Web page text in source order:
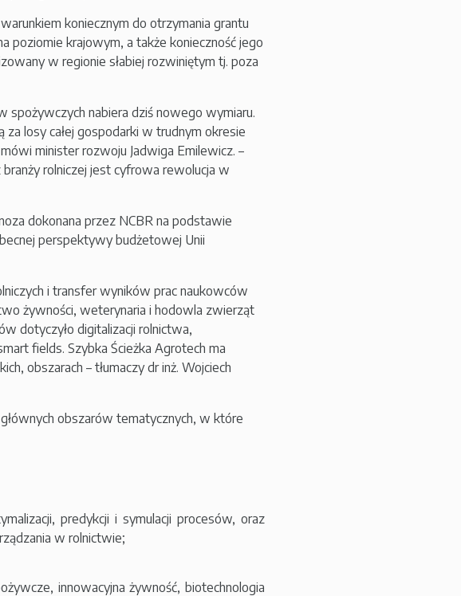
koniecznym do otrzymania grantu
poziomie krajowym, a także konieczność jego
w regionie słabiej rozwiniętym tj. poza
spożywczych nabiera dziś nowego wymiaru.
losy całej gospodarki w trudnym okresie
minister rozwoju Jadwiga Emilewicz. –
rolniczej jest cyfrowa rewolucja w
dokonana przez NCBR na podstawie
perspektywy budżetowej Unii
i transfer wyników prac naukowców
żywności, weterynaria i hodowla zwierząt
dotyczyło digitalizacji rolnictwa,
fields. Szybka Ścieżka Agrotech ma
obszarach – tłumaczy dr inż. Wojciech
obszarów tematycznych, w które
predykcji i symulacji procesów, oraz
w rolnictwie;
innowacyjna żywność, biotechnologia